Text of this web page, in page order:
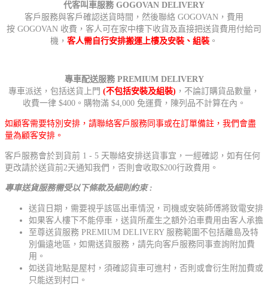
代客叫車服務 GOGOVAN DELIVERY
客戶服務與客戶確認送貨時間，然後聯絡 GOGOVAN，費用
按 GOGOVAN 收費，客人可在家中樓下收貨及直接把送貨費用付給司
機， 客人需自行安排搬運上樓及安裝、組裝 。
專車配送服務 PREMIUM DELIVERY
專車派送，包括送貨上門 (不包括安裝及組裝) ，不論訂購貨品數量，
收費一律 $400。購物滿 $4,000 免運費，陳列品不計算在內。
如顧客需要特別安排，請聯絡客戶服務同事或在訂單備註，我們會盡
量為顧客安排。
客戶服務會於到貨前 1 - 5 天聯絡安排送貨事宜，一經確認，如有任何
更改請於送貨前2天通知我們，否則會收取$200行政費用。
專車送貨服務需受以下條款及細則約束 :
送貨日期，需要視乎該區出車情況，司機或安裝師傅將致電安排
如果客人樓下不能停車，送貨所產生之額外泊車費用由客人承擔
至尊送貨服務 PREMIUM DELIVERY 服務範圍不包括離島及特
別偏遠地區，如需送貨服務，請先向客戶服務同事查詢附加費
用。
如送貨地點是屋村，須確認貨車可進村，否則或會衍生附加費或
只能送到村口。